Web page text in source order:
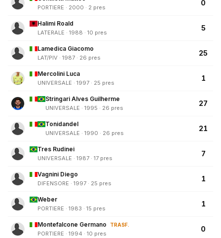
PORTIERE · 2000 · 2 pres
0
Halimi Roald
LATERALE · 1988 · 10 pres
5
Lamedica Giacomo
LAT/PIV · 1987 · 26 pres
25
Mercolini Luca
UNIVERSALE · 1997 · 25 pres
1
Stringari Alves Guilherme
UNIVERSALE · 1995 · 26 pres
27
Tonidandel
UNIVERSALE · 1990 · 26 pres
21
Tres Rudinei
UNIVERSALE · 1987 · 17 pres
7
Vagnini Diego
DIFENSORE · 1997 · 25 pres
1
Weber
PORTIERE · 1983 · 15 pres
1
Montefalcone Germano TRASF.
PORTIERE · 1994 · 10 pres
0